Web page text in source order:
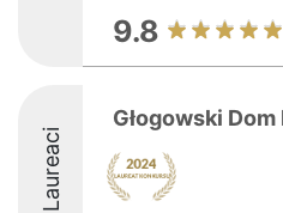
9.8
Laureaci
Głogowski